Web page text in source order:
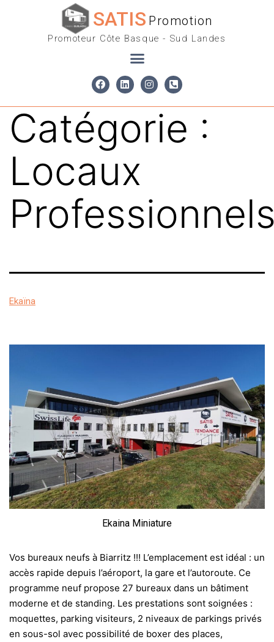
SATIS Promotion
Promoteur Côte Basque - Sud Landes
Catégorie :
Locaux
Ekaïna
Ekaina Miniature
Vos bureaux neufs à Biarritz !!! L’emplacement est idéal : un
accès rapide depuis l’aéroport, la gare et l’autoroute. Ce
programme neuf propose 27 bureaux dans un bâtiment
moderne et de standing. Les prestations sont soignées :
moquettes, parking visiteurs, 2 niveaux de parkings privés
en sous-sol avec possibilité de boxer des places,